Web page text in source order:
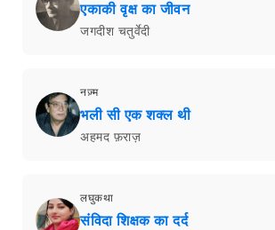
एकाकी वृक्ष का जीवन
जगदीश चतुर्वेदी
नज़्म
भली सी एक शक्ल थी
अहमद फ़राज़
लघुकथा
संविदा शिक्षक का दर्द